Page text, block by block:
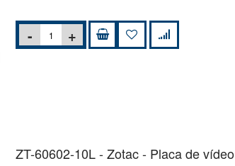
ZT-60602-10L - Zotac - Placa de